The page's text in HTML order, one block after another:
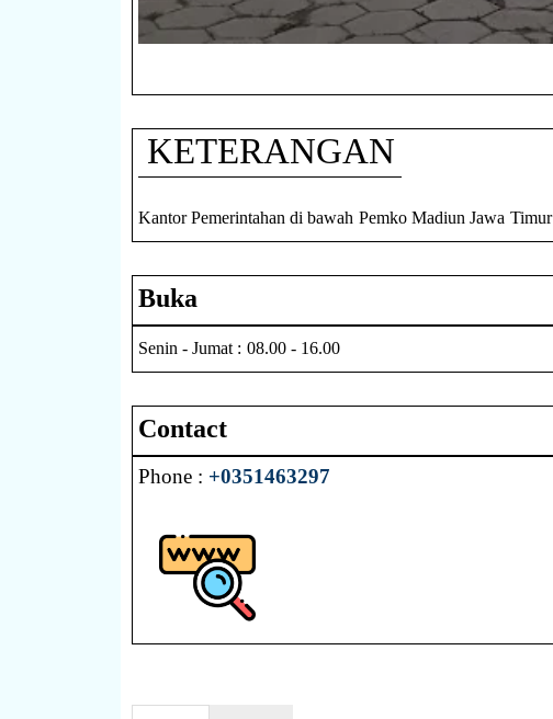
KETERANGAN
Kantor Pemerintahan di bawah Pemko Madiun Jawa Timur
Buka
Senin - Jumat : 08.00 - 16.00
Contact
Phone : +0351463297